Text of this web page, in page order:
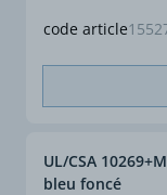
code article
UL/CSA
bleu foncé